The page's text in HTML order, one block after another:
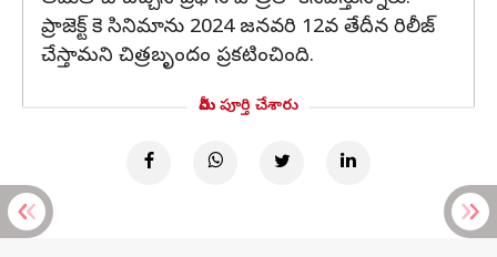
ప్రాజెక్ట్ కె సినిమాను 2024 జనవరి 12వ తేదీన రిలీజ్
చేస్తామని చిత్రబృందం ప్రకటించింది.
మీరు పూర్తి చేశారు